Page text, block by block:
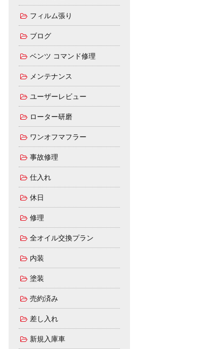
フィルム張り
ブログ
ベンツ コマンド修理
メンテナンス
ユーザーレビュー
ローター研磨
ワンオフマフラー
事故修理
仕入れ
休日
修理
全オイル交換プラン
内装
塗装
売約済み
差し入れ
新規入庫車